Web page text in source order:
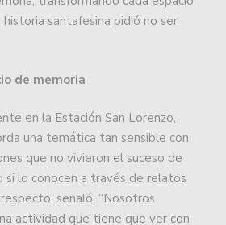
santafesina pidió no ser
de memoria
en la Estación San Lorenzo,
una temática tan sensible con
que no vivieron el suceso de
si lo conocen a través de relatos
señaló: “Nosotros
actividad que tiene que ver con